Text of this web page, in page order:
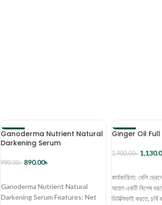
-10%
Ganoderma Nutrient Natural
Darkening Serum
990.00৳ 890.00৳
Ganoderma Nutrient Natural
Darkening Serum Features: Net
-41%
Ginger Oil
1,900.00৳
কার্যকারিতা: বেলি
অয়েল একটি বিশেষ
ডিটক্সিফাই করতে,